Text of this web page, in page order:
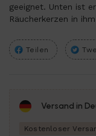
geeignet. Unten ist
Räucherkerzen in
Teilen
Versand in
Kostenloser